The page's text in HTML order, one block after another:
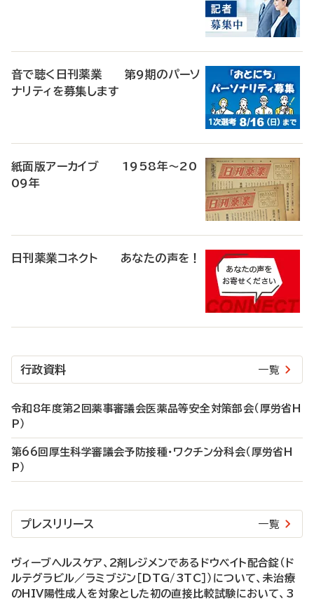
音で聴く日刊薬業 第9期のパーソ
ナリティを募集します
紙面版アーカイブ 1958年～20
09年
日刊薬業コネクト あなたの声を！
行政資料 一覧
令和8年度第2回薬事審議会医薬品等安全対策部会（厚労省H
P）
第66回厚生科学審議会予防接種・ワクチン分科会（厚労省H
P）
プレスリリース 一覧
ヴィーブヘルスケア、2剤レジメンであるドウベイト配合錠（ド
ルテグラビル／ラミブジン［DTG/3TC］）について、未治療
のHIV陽性成人を対象とした初の直接比較試験において、3